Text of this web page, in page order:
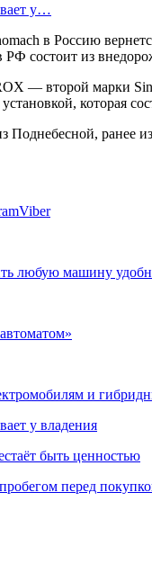
у…
в Россию
состоит из
— второй марки
которая
ранее
Viber
любую машину
и
у владения
быть ценностью
перед